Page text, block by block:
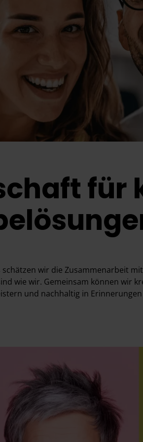
für
schätzen wir die Zusammenarbeit
wie wir. Gemeinsam können wir
und nachhaltig in